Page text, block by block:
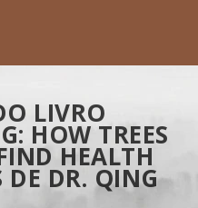
LIVRO
HOW TREES
HEALTH
DE DR. QING